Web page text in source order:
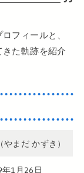
フィールと、
た軌跡を紹介
まだ かずき）
年1月26日